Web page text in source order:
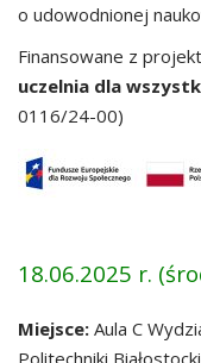
o udowodnionej
Finansowane z
uczelnia dla
0116/24-00)
18.06.2025 r.
Miejsce: Aula C
Politechniki